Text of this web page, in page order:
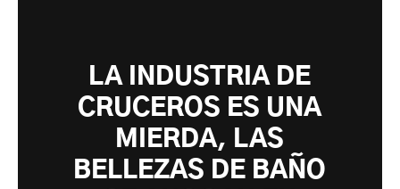
LA INDUSTRIA DE
CRUCEROS ES UNA
MIERDA, LAS
BELLEZAS DE BAÑO